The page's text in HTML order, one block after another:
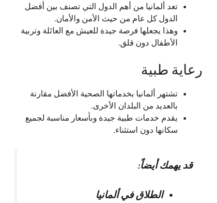
تعد ألمانيا من أهم الدول التي تصنف بين أفضل
الدول كل عام من حيث الأمن والأمان.
وهذا يجعلها فرصة جيدة للعيش مع العائلة وتربية
الأطفال دون قلق.
رعاية طبية
تشتهر ألمانيا بخدماتها الصحية الأفضل مقارنة
بالعديد من البلدان الأخرى.
يقدم خدمات طبية جيدة وبأسعار مناسبة لجميع
سكانها دون استثناء.
قد يهمك أيضاً:
الطلاق في ألمانيا